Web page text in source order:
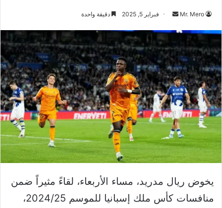
Mr. Mero
أرسل فبراير 5, 2025 دقيقة واحدة
يخوض ريال مدريد، مساء الأربعاء، لقاءً مثيراً ضمن
منافسات كأس ملك إسبانيا للموسم 2024/25،